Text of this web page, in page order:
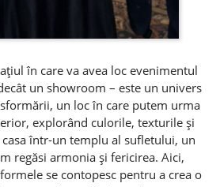
în care va avea loc evenimentul
un showroom – este un univers
un loc în care putem urma
explorând culorile, texturile şi
într-un templu al sufletului, un
regăsi armonia şi fericirea. Aici,
se contopesc pentru a crea o